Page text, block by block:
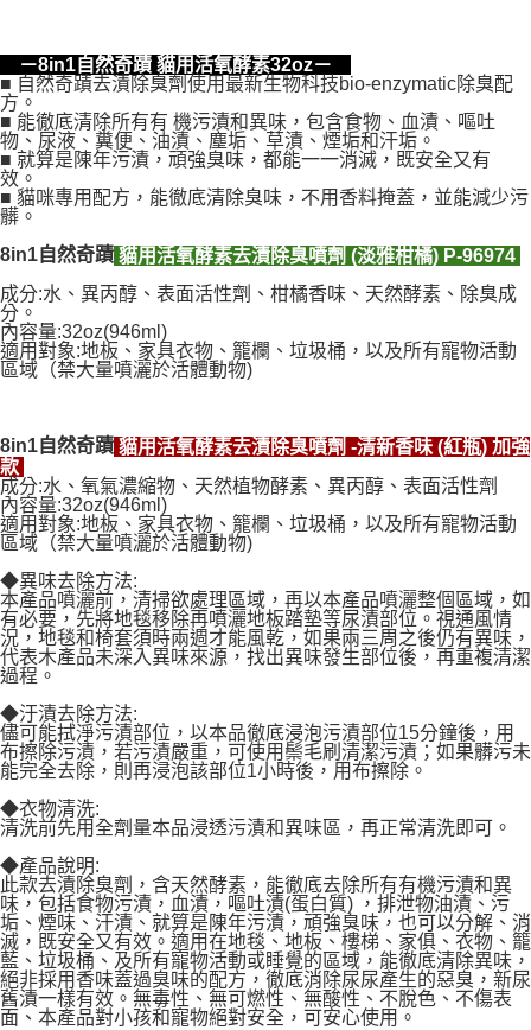
－8in1自然奇蹟 貓用活氧酵素32oz－
■ 自然奇蹟去漬除臭劑使用最新生物科技bio-enzymatic除臭配
方。
■ 能徹底清除所有有 機污漬和異味，包含食物、血漬、嘔吐
物、尿液、糞便、油漬、塵垢、草漬、煙垢和汗垢。
■ 就算是陳年污漬，頑強臭味，都能一一消滅，既安全又有
效。
■ 貓咪專用配方，能徹底清除臭味，不用香料掩蓋，並能減少污
髒。
8in1自然奇蹟 貓用活氧酵素去漬除臭噴劑 (淡雅柑橘) P-96974
成分:水、異丙醇、表面活性劑、柑橘香味、天然酵素、除臭成
分。
內容量:32oz(946ml)
適用對象:地板、家具衣物、籠欄、垃圾桶，以及所有寵物活動
區域（禁大量噴灑於活體動物)
8in1自然奇蹟 貓用活氧酵素去漬除臭噴劑 -清新香味 (紅瓶) 加強
款
成分:水、氧氣濃縮物、天然植物酵素、異丙醇、表面活性劑
內容量:32oz(946ml)
適用對象:地板、家具衣物、籠欄、垃圾桶，以及所有寵物活動
區域（禁大量噴灑於活體動物)
◆異味去除方法:
本產品噴灑前，清掃欲處理區域，再以本產品噴灑整個區域，如
有必要，先將地毯移除再噴灑地板踏墊等尿漬部位。視通風情
況，地毯和椅套須時兩週才能風乾，如果兩三周之後仍有異味，
代表木產品未深入異味來源，找出異味發生部位後，再重複清潔
過程。
◆汙漬去除方法:
儘可能拭淨污漬部位，以本品徹底浸泡污漬部位15分鐘後，用
布擦除污漬，若污漬嚴重，可使用鬃毛刷清潔污漬；如果髒污未
能完全去除，則再浸泡該部位1小時後，用布擦除。
◆衣物清洗:
清洗前先用全劑量本品浸透污漬和異味區，再正常清洗即可。
◆產品說明:
此款去漬除臭劑，含天然酵素，能徹底去除所有有機污漬和異
味，包括食物污漬，血漬，嘔吐漬(蛋白質) ，排泄物油漬、污
垢、煙味、汗漬、就算是陳年污漬，頑強臭味，也可以分解、消
滅，既安全又有效。適用在地毯、地板、樓梯、家俱、衣物、籠
藍、垃圾桶、及所有寵物活動或睡覺的區域，能徹底清除異味，
絕非採用香味蓋過臭味的配方，徹底消除尿尿產生的惡臭，新尿
舊漬一樣有效。無毒性、無可燃性、無酸性、不脫色、不傷表
面、本產品對小孩和寵物絕對安全，可安心使用。